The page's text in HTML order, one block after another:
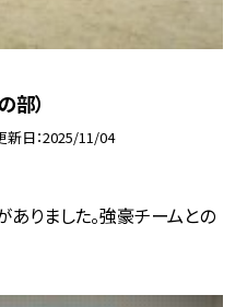
部）
新日 2025/11/04
ありました。強豪チームとの